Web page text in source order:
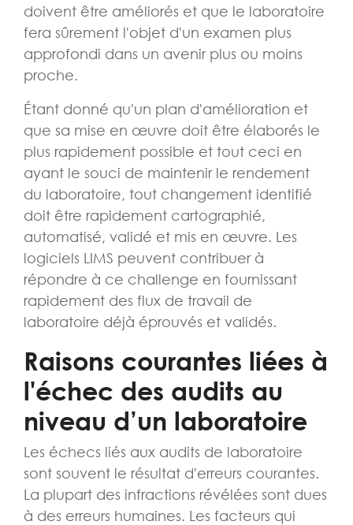
doivent être améliorés et que le laboratoire
fera sûrement l'objet d'un examen plus
approfondi dans un avenir plus ou moins
proche.
Étant donné qu'un plan d'amélioration et
que sa mise en œuvre doit être élaborés le
plus rapidement possible et tout ceci en
ayant le souci de maintenir le rendement
du laboratoire, tout changement identifié
doit être rapidement cartographié,
automatisé, validé et mis en œuvre. Les
logiciels LIMS peuvent contribuer à
répondre à ce challenge en fournissant
rapidement des flux de travail de
laboratoire déjà éprouvés et validés.
Raisons courantes liées à
l'échec des audits au
niveau d’un laboratoire
Les échecs liés aux audits de laboratoire
sont souvent le résultat d'erreurs courantes.
La plupart des infractions révélées sont dues
à des erreurs humaines. Les facteurs qui